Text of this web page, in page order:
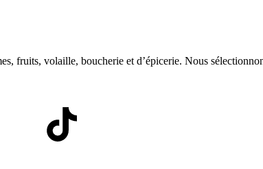
fruits, volaille, boucherie et d’épicerie. Nous